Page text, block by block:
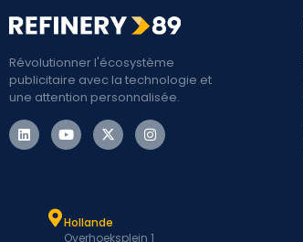
Révolutionner l'écosystème
publicitaire avec la technologie et
une attention personnalisée.
Hollande
Overhoeksplein 1